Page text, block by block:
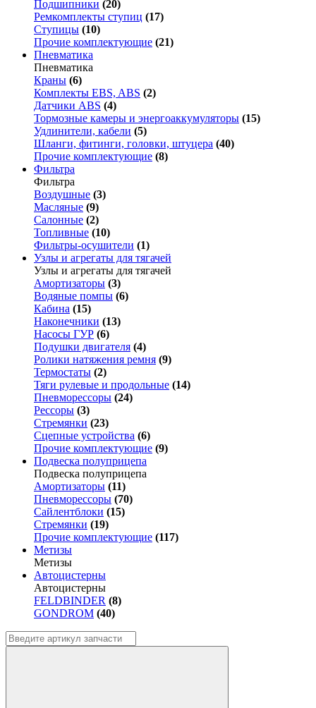
Подшипники (20)
Ремкомплекты ступиц (17)
Ступицы (10)
Прочие комплектующие (21)
Пневматика
Пневматика
Краны (6)
Комплекты EBS, ABS (2)
Датчики ABS (4)
Тормозные камеры и энергоаккумуляторы (15)
Удлинители, кабели (5)
Шланги, фитинги, головки, штуцера (40)
Прочие комплектующие (8)
Фильтра
Фильтра
Воздушные (3)
Масляные (9)
Салонные (2)
Топливные (10)
Фильтры-осушители (1)
Узлы и агрегаты для тягачей
Узлы и агрегаты для тягачей
Амортизаторы (3)
Водяные помпы (6)
Кабина (15)
Наконечники (13)
Насосы ГУР (6)
Подушки двигателя (4)
Ролики натяжения ремня (9)
Термостаты (2)
Тяги рулевые и продольные (14)
Пневморессоры (24)
Рессоры (3)
Стремянки (23)
Сцепные устройства (6)
Прочие комплектующие (9)
Подвеска полуприцепа
Подвеска полуприцепа
Амортизаторы (11)
Пневморессоры (70)
Сайлентблоки (15)
Стремянки (19)
Прочие комплектующие (117)
Метизы
Метизы
Автоцистерны
Автоцистерны
FELDBINDER (8)
GONDROM (40)